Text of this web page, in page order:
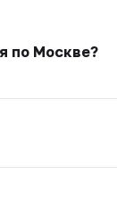
по Москве?